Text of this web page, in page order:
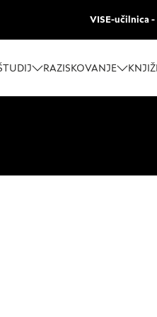
VISE-učilnica -
RAZISKOVANJE
vas, vaše nastavitve,
bolj prilagojeno spletno